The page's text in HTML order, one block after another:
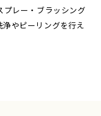
プレー・ブラッシング
やピーリングを行え